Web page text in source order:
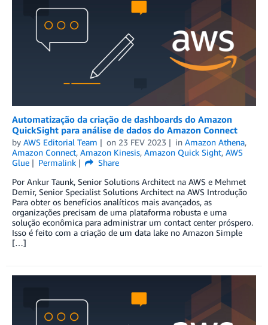
Automatização da criação de dashboards do Amazon
QuickSight para análise de dados do Amazon Connect
by AWS Editorial Team on 23 FEV 2023 in Amazon Athena,
Amazon Connect, Amazon Kinesis, Amazon Quick Sight, AWS
Glue
Permalink
Share
Por Ankur Taunk, Senior Solutions Architect na AWS e Mehmet
Demir, Senior Specialist Solutions Architect na AWS Introdução
Para obter os benefícios analíticos mais avançados, as
organizações precisam de uma plataforma robusta e uma
solução econômica para administrar um contact center próspero.
Isso é feito com a criação de um data lake no Amazon Simple
[…]